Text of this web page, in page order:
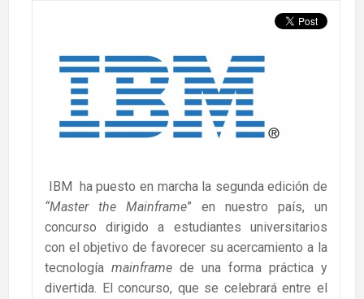
IBM ha puesto en marcha la segunda edición de
“Master the Mainframe” en nuestro país, un
concurso dirigido a estudiantes universitarios
con el objetivo de favorecer su acercamiento a la
tecnología mainframede una forma práctica y
divertida. El concurso, que se celebrará entre el